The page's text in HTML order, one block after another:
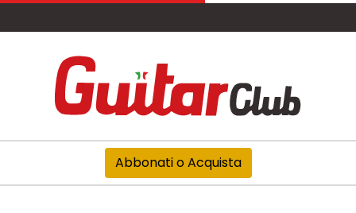
Abbonati o Acquista